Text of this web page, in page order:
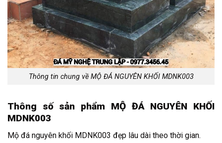
Thông tin chung về MỘ ĐÁ NGUYÊN KHỐI MDNK003
Thông số sản phẩm MỘ ĐÁ NGUYÊN KHỐI
MDNK003
Mộ đá nguyên khối MDNK003 đẹp lâu dài theo thời gian.